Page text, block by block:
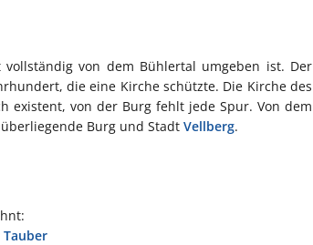
von dem Bühlertal umgeben ist. Der
die eine Kirche schützte. Die Kirche des
existent, von der Burg fehlt jede Spur. Von dem
Burg und Stadt Vellberg.